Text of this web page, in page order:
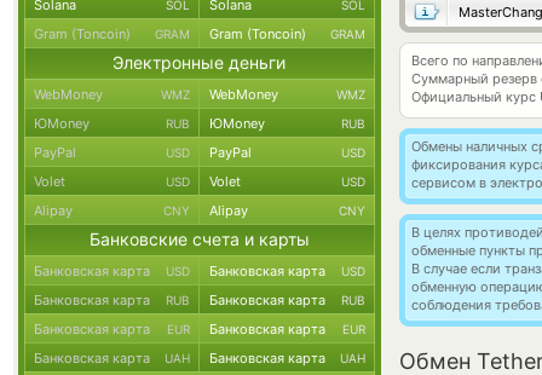
Всего по
Суммарный резерв
Официальный курс
Обмены наличных
фиксирования
сервисом в
В целях
обменные пункты
В случае если
обменную
соблюдения
Обмен Tether
Solana SOL Solana SOL
Gram (Toncoin) GRAM Gram (Toncoin) GRAM
Электронные деньги
WebMoney WMZ WebMoney WMZ
ЮMoney RUB ЮMoney RUB
PayPal USD PayPal USD
Volet USD Volet USD
Alipay CNY Alipay CNY
Банковские счета и карты
Банковская карта USD Банковская карта USD
Банковская карта RUB Банковская карта RUB
Банковская карта EUR Банковская карта EUR
Банковская карта UAH Банковская карта UAH